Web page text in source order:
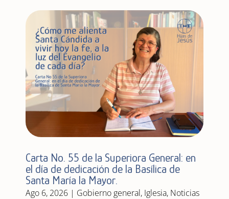
Carta No. 55 de la Superiora General: en
el día de dedicación de la Basílica de
Santa María la Mayor.
Ago 6, 2026| Gobierno general, Iglesia, Noticias